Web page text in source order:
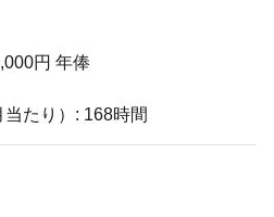
円 年俸
たり）: 168時間